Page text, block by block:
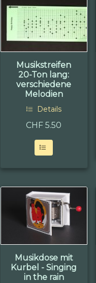
Musikstreifen
20-Ton lang:
verschiedene
Melodien
Details
CHF 5.50
Musikdose mit
Kurbel - Singing
in the rain